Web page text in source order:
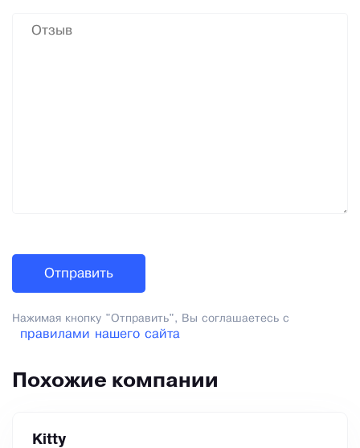
Нажимая кнопку "Отправить", Вы соглашаетесь с
правилами нашего сайта
Похожие компании
Kitty